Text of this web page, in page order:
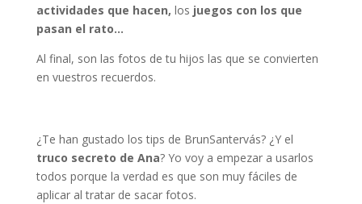
actividades que hacen, los juegos con los que
pasan el rato…
Al final, son las fotos de tu hijos las que se convierten
en vuestros recuerdos.
¿Te han gustado los tips de BrunSantervás? ¿Y el
truco secreto de Ana? Yo voy a empezar a usarlos
todos porque la verdad es que son muy fáciles de
aplicar al tratar de sacar fotos.